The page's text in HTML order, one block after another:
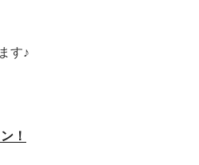
す♪
！